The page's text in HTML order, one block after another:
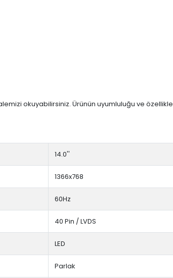
okuyabilirsiniz. Ürünün uyumluluğu ve
14.0''
1366x768
60Hz
40 Pin / LVDS
LED
Parlak